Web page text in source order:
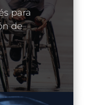
para
de